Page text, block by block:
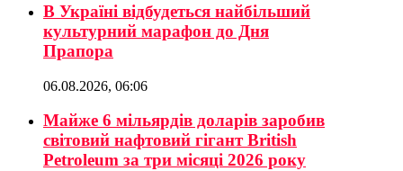
В Україні відбудеться найбільший
культурний марафон до Дня
Прапора
06.08.2026, 06:06
Майже 6 мільярдів доларів заробив
світовий нафтовий гігант British
Petroleum за три місяці 2026 року